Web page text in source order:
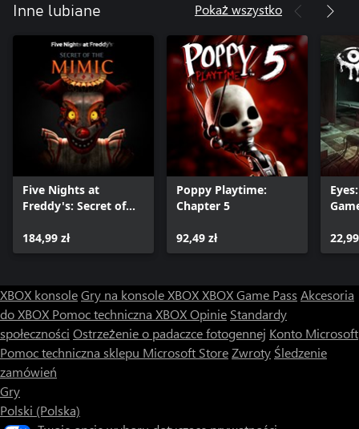
Inne lubiane Pokaż wszystko
Five Nights at
Freddy's: Secret of
184,99 zł
Poppy Playtime:
Chapter 5
92,49 zł
XBOX konsoleGry na konsole XBOXXBOX Game Pass Akcesoria
do XBOX Pomoc techniczna XBOXOpinie Standardy
społeczności Ostrzeżenie o padaczce fotogennej Konto Microsoft
Pomoc techniczna sklepu Microsoft StoreZwroty Śledzenie
zamówień
Gry
Polski (Polska)